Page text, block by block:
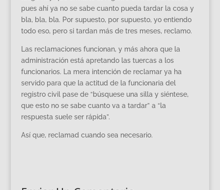
pues ahí ya no se sabe cuanto pueda tardar la cosa y
bla, bla, bla. Por supuesto, por supuesto, yo entiendo
todo eso, pero si tardan más de tres meses, reclamo.
Las reclamaciones funcionan, y más ahora que la
administración está apretando las tuercas a los
funcionarios. La mera intención de reclamar ya ha
servido para que la actitud de la funcionaria del
registro civil pase de “búsquese una silla y siéntese,
que esto no se sabe cuanto va a tardar” a “la
respuesta suele ser rápida”.
Así que, reclamad cuando sea necesario.